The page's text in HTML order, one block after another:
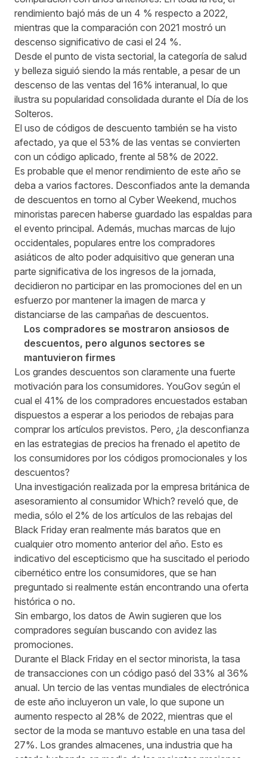
rendimiento bajó más de un 4 % respecto a 2022,
mientras que la comparación con 2021 mostró un
descenso significativo de casi el 24 %.
Desde el punto de vista sectorial, la categoría de salud
y belleza siguió siendo la más rentable, a pesar de un
descenso de las ventas del 16% interanual, lo que
ilustra su popularidad consolidada durante el Día de los
Solteros.
El uso de códigos de descuento también se ha visto
afectado, ya que el 53% de las ventas se convierten
con un código aplicado, frente al 58% de 2022.
Es probable que el menor rendimiento de este año se
deba a varios factores. Desconfiados ante la demanda
de descuentos en torno al Cyber Weekend, muchos
minoristas parecen haberse guardado las espaldas para
el evento principal. Además, muchas marcas de lujo
occidentales, populares entre los compradores
asiáticos de alto poder adquisitivo que generan una
parte significativa de los ingresos de la jornada,
decidieron no participar en las promociones del en un
esfuerzo por mantener la imagen de marca y
distanciarse de las campañas de descuentos.
Los compradores se mostraron ansiosos de
descuentos, pero algunos sectores se
mantuvieron firmes
Los grandes descuentos son claramente una fuerte
motivación para los consumidores. YouGov según el
cual el 41% de los compradores encuestados estaban
dispuestos a esperar a los periodos de rebajas para
comprar los artículos previstos. Pero, ¿la desconfianza
en las estrategias de precios ha frenado el apetito de
los consumidores por los códigos promocionales y los
descuentos?
Una investigación realizada por la empresa británica de
asesoramiento al consumidor Which? reveló que, de
media, sólo el 2% de los artículos de las rebajas del
Black Friday eran realmente más baratos que en
cualquier otro momento anterior del año. Esto es
indicativo del escepticismo que ha suscitado el periodo
cibernético entre los consumidores, que se han
preguntado si realmente están encontrando una oferta
histórica o no.
Sin embargo, los datos de Awin sugieren que los
compradores seguían buscando con avidez las
promociones.
Durante el Black Friday en el sector minorista, la tasa
de transacciones con un código pasó del 33% al 36%
anual. Un tercio de las ventas mundiales de electrónica
de este año incluyeron un vale, lo que supone un
aumento respecto al 28% de 2022, mientras que el
sector de la moda se mantuvo estable en una tasa del
27%. Los grandes almacenes, una industria que ha